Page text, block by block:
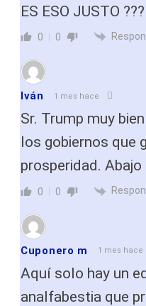
ES ESO JUSTO ???
0 0
Iván 1 mes hace
Sr. Trump muy
los gobiernos que
prosperidad.
0 0
Cuponero m 1 mes hace
Aquí solo hay un
analfabestia que